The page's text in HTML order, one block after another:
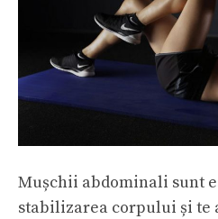
Mușchii abdominali sunt
stabilizarea corpului și te